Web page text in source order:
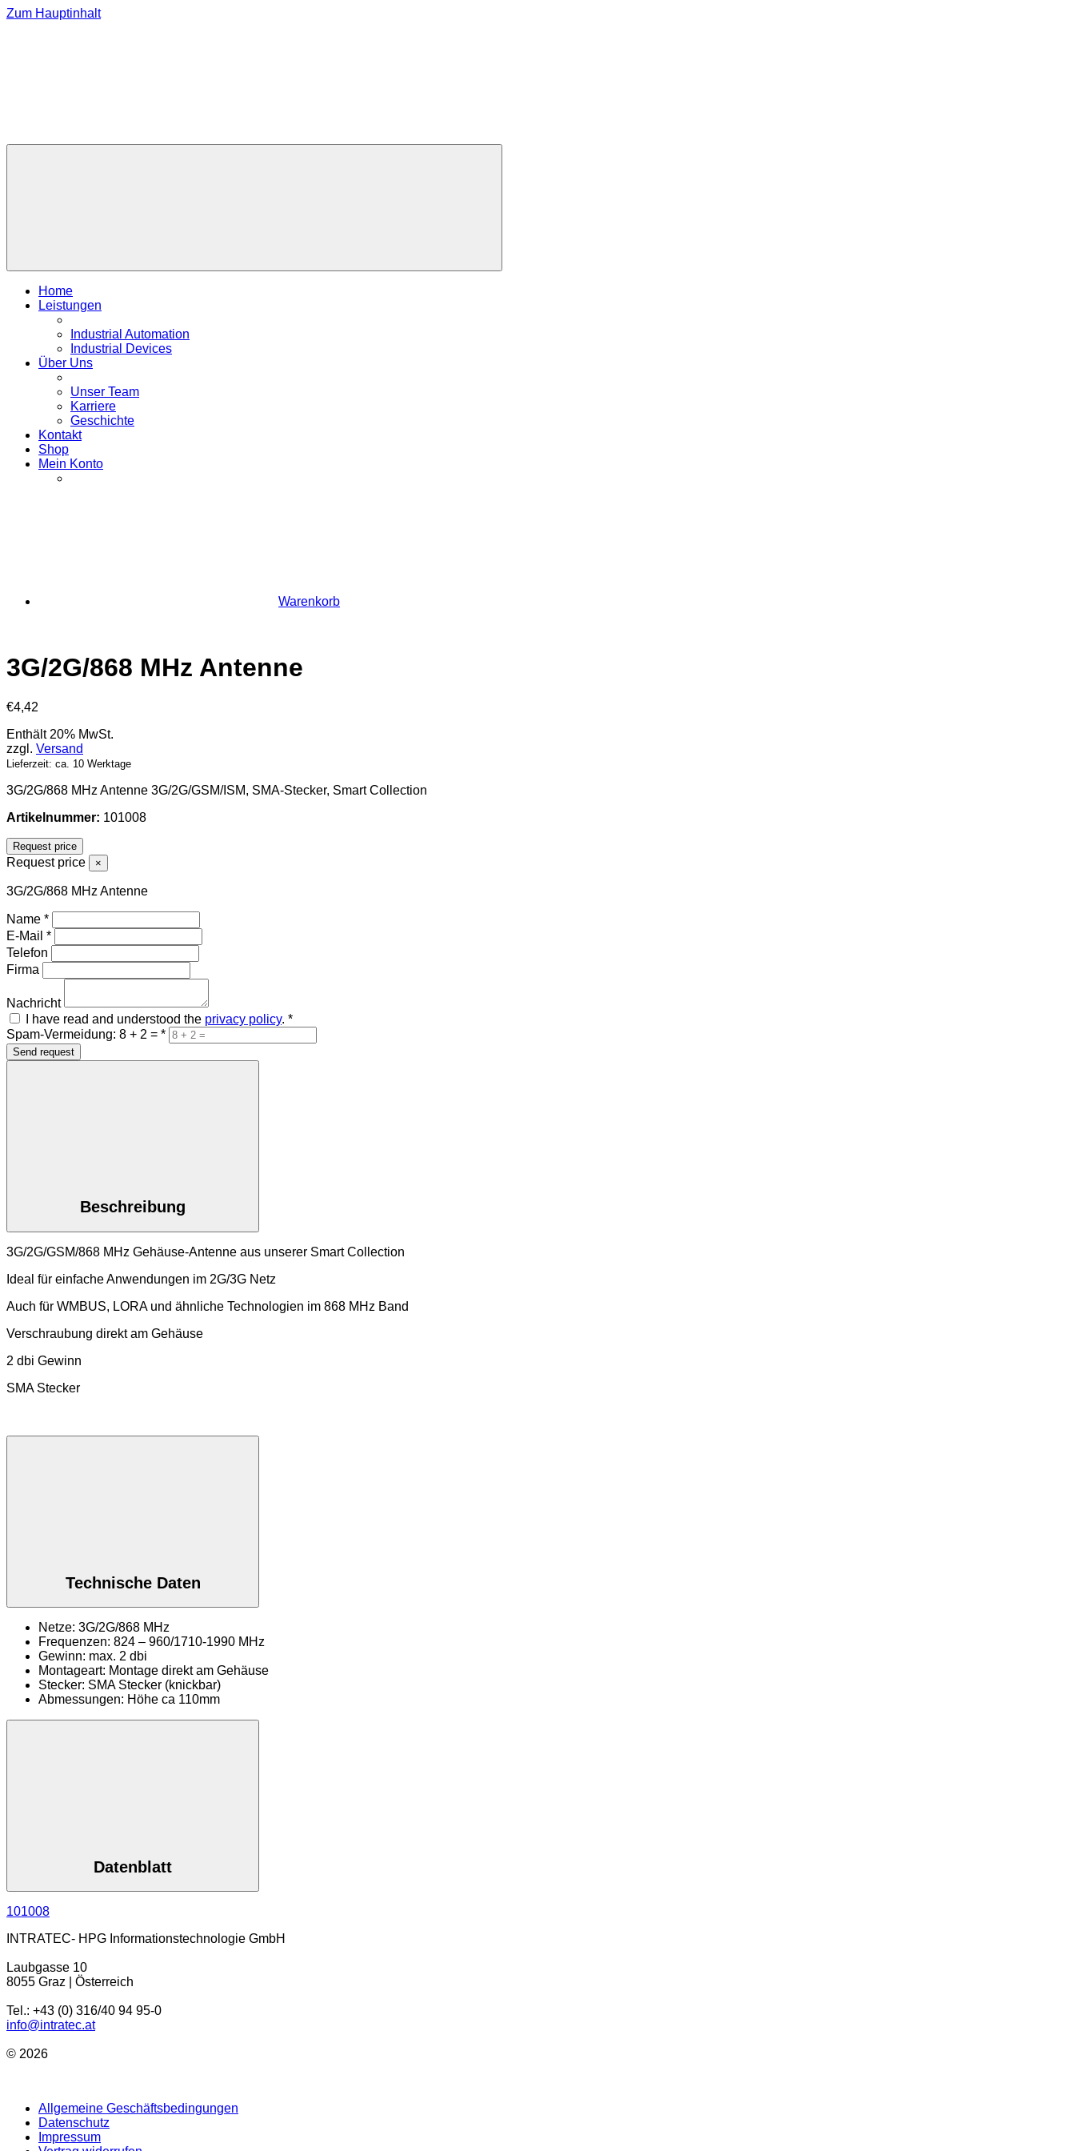
Zum Hauptinhalt
Home
Leistungen
Industrial Automation
Industrial Devices
Über Uns
Unser Team
Karriere
Geschichte
Kontakt
Shop
Mein Konto
Warenkorb
3G/2G/868 MHz Antenne
€4,42
Enthält 20% MwSt.
zzgl. Versand
Lieferzeit: ca. 10 Werktage
3G/2G/868 MHz Antenne 3G/2G/GSM/ISM, SMA-Stecker, Smart Collection
Artikelnummer: 101008
Request price
Request price ×
3G/2G/868 MHz Antenne
Name *
E-Mail *
Telefon
Firma
Nachricht
I have read and understood the privacy policy. *
Spam-Vermeidung: 8 + 2 = *
Send request
Beschreibung
3G/2G/GSM/868 MHz Gehäuse-Antenne aus unserer Smart Collection
Ideal für einfache Anwendungen im 2G/3G Netz
Auch für WMBUS, LORA und ähnliche Technologien im 868 MHz Band
Verschraubung direkt am Gehäuse
2 dbi Gewinn
SMA Stecker
Technische Daten
Netze: 3G/2G/868 MHz
Frequenzen: 824 – 960/1710-1990 MHz
Gewinn: max. 2 dbi
Montageart: Montage direkt am Gehäuse
Stecker: SMA Stecker (knickbar)
Abmessungen: Höhe ca 110mm
Datenblatt
101008
INTRATEC- HPG Informationstechnologie GmbH
Laubgasse 10
8055 Graz | Österreich
Tel.: +43 (0) 316/40 94 95-0
info@intratec.at
© 2026
Allgemeine Geschäftsbedingungen
Datenschutz
Impressum